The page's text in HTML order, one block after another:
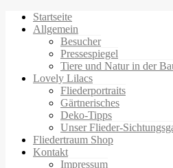
Startseite
Allgemein
Besucher
Pressespiegel
Tiere und Natur in der
Lovely Lilacs
Fliederportraits
Gärtnerisches
Deko-Tipps
Unser Flieder-
Fliedertraum Shop
Kontakt
Impressum